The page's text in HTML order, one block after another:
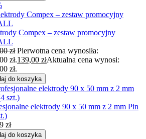
Compex – zestaw promocyjny
zł Pierwotna cena wynosiła:
zł.139,00 złAktualna cena wynosi:
zł.
do koszyka
elektrody 90 x 50 mm z 2 mm Pin
zł
do koszyka